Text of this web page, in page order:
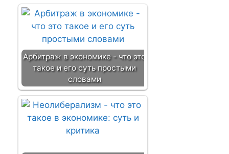
Арбитраж в экономике - что это
такое и его суть простыми
словами